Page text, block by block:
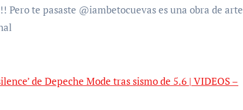
te pasaste @iambetocuevas es una obra de arte
de Depeche Mode tras sismo de 5.6 | VIDEOS –